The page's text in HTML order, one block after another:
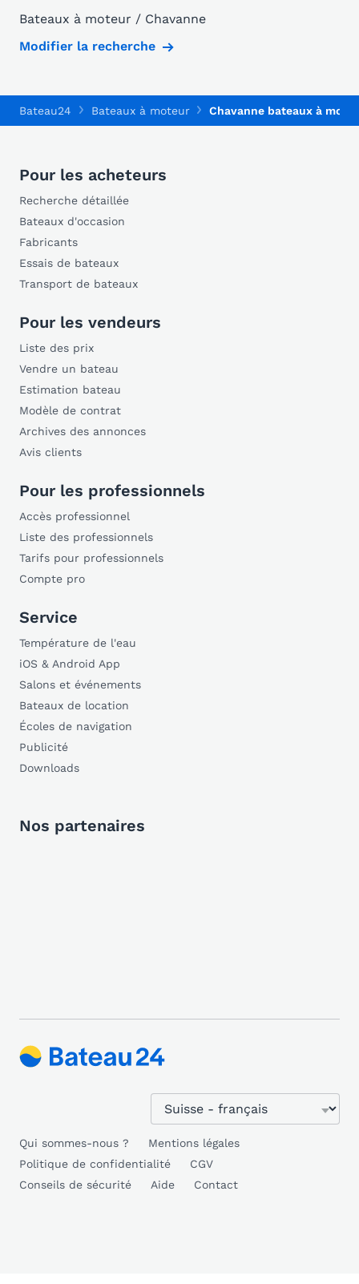
Bateaux à moteur / Chavanne
Modifier la recherche
Bateau24 Bateaux à moteur Chavanne bateaux à
Pour les acheteurs
Recherche détaillée
Bateaux d'occasion
Fabricants
Essais de bateaux
Transport de bateaux
Pour les vendeurs
Liste des prix
Vendre un bateau
Estimation bateau
Modèle de contrat
Archives des annonces
Avis clients
Pour les professionnels
Accès professionnel
Liste des professionnels
Tarifs pour professionnels
Compte pro
Service
Température de l'eau
iOS & Android App
Salons et événements
Bateaux de location
Écoles de navigation
Publicité
Downloads
Nos partenaires
Qui sommes-nous ?
Mentions légales
Politique de confidentialité
CGV
Conseils de sécurité
Aide Contact